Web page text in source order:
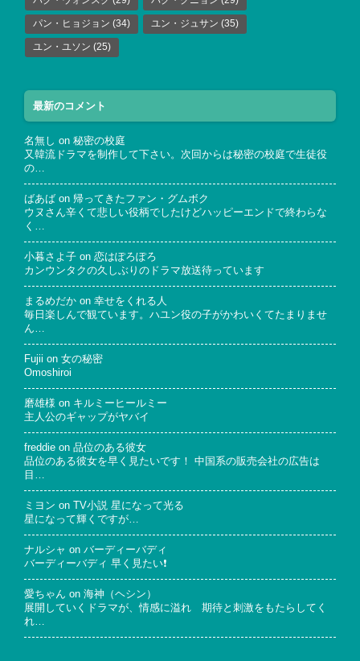
パン・ヒョジョン (34) ユン・ジュサン (35)
ユン・ユソン (25)
最新のコメント
名無し on 秘密の校庭
又韓流ドラマを制作して下さい。次回からは秘密の校庭で生徒役
の…
ばあば on 帰ってきたファン・グムボク
ウヌさん辛くて悲しい役柄でしたけどハッピーエンドで終わらな
く…
小暮さよ子 on 恋はぽろぽろ
カンウンタクの久しぶりのドラマ放送待っています
まるめだか on 幸せをくれる人
毎日楽しんで観ています。ハユン役の子がかわいくてたまりませ
ん…
Fujii on 女の秘密
Omoshiroi
磨雄様 on キルミーヒールミー
主人公のギャップがヤバイ
freddie on 品位のある彼女
品位のある彼女を早く見たいです！ 中国系の販売会社の広告は
目…
ミヨン on
TV小説 星になって光る
星になって輝くですが…
ナルシャ on バーディーバディ
バーディーバディ 早く見たい❗
愛ちゃん on 海神（ヘシン）
展開していくドラマが、情感に溢れ 期待と刺激をもたらしてく
れ…